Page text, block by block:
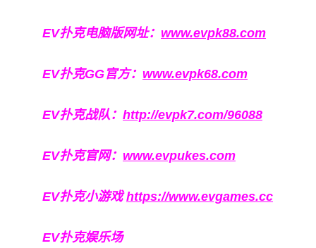
EV扑克电脑版网址： www.evpk88.com
EV扑克GG官方： www.evpk68.com
EV扑克战队： http://evpk7.com/96088
EV扑克官网： www.evpukes.com
EV扑克小游戏https://www.evgames.cc
EV扑克娱乐场